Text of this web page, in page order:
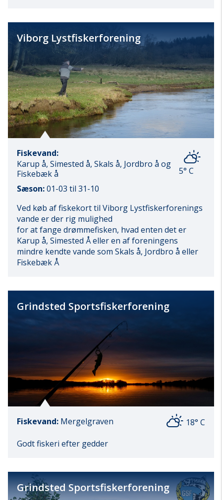
Viborg Lystfiskerforening
Fiskevand:
Karup å, Simested å, Skals å, Jordbro å og
Fiskebæk å
5° C
Sæson:01-03 til 31-10
Ved køb af fiskekort til Viborg Lystfiskerforenings
vande er der rig mulighed
for at fange drømmefisken, hvad enten det er
Karup å, Simested Å eller en af foreningens
mindre kendte vande som Skals å, Jordbro å eller
Fiskebæk Å
Grindsted Sportsfiskerforening
Fiskevand: Mergelgraven
18° C
Godt fiskeri efter gedder
Grindsted Sportsfiskerforening